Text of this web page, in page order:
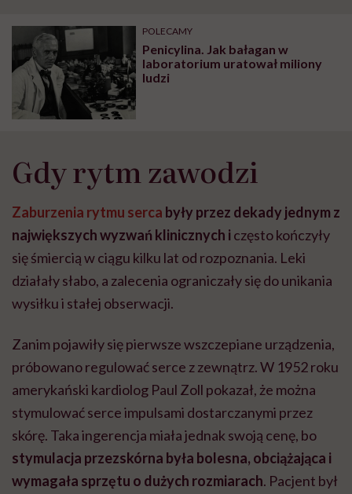
POLECAMY
Penicylina. Jak bałagan w
laboratorium uratował miliony
ludzi
Gdy rytm zawodzi
Zaburzenia rytmu serca były przez dekady jednym z
największych wyzwań klinicznych i często kończyły
się śmiercią w ciągu kilku lat od rozpoznania. Leki
działały słabo, a zalecenia ograniczały się do unikania
wysiłku i stałej obserwacji.
Zanim pojawiły się pierwsze wszczepiane urządzenia,
próbowano regulować serce z zewnątrz. W 1952 roku
amerykański kardiolog Paul Zoll pokazał, że można
stymulować serce impulsami dostarczanymi przez
skórę. Taka ingerencja miała jednak swoją cenę, bo
stymulacja przezskórna była bolesna, obciążająca i
wymagała sprzętu o dużych rozmiarach. Pacjent był